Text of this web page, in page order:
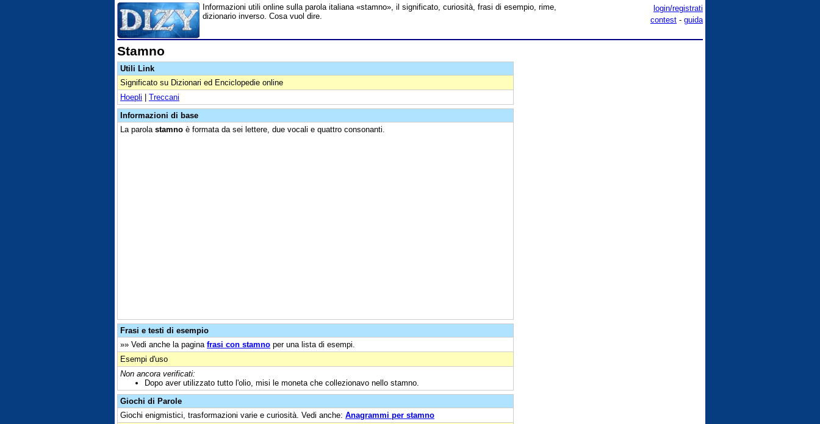
login/registrati
contest - guida
Informazioni utili online sulla parola italiana «stamno», il significato, curiosità, frasi di esempio, rime,
dizionario inverso. Cosa vuol dire.
Stamno
Utili Link
Significato su Dizionari ed Enciclopedie online
Hoepli | Treccani
Informazioni di base
La parola stamno è formata da sei lettere, due vocali e quattro consonanti.
Frasi e testi di esempio
»» Vedi anche la pagina frasi con stamno per una lista di esempi.
Esempi d'uso
Non ancora verificati:
Dopo aver utilizzato tutto l'olio, misi le moneta che collezionavo nello stamno.
Giochi di Parole
Giochi enigmistici, trasformazioni varie e curiosità. Vedi anche: Anagrammi per stamno